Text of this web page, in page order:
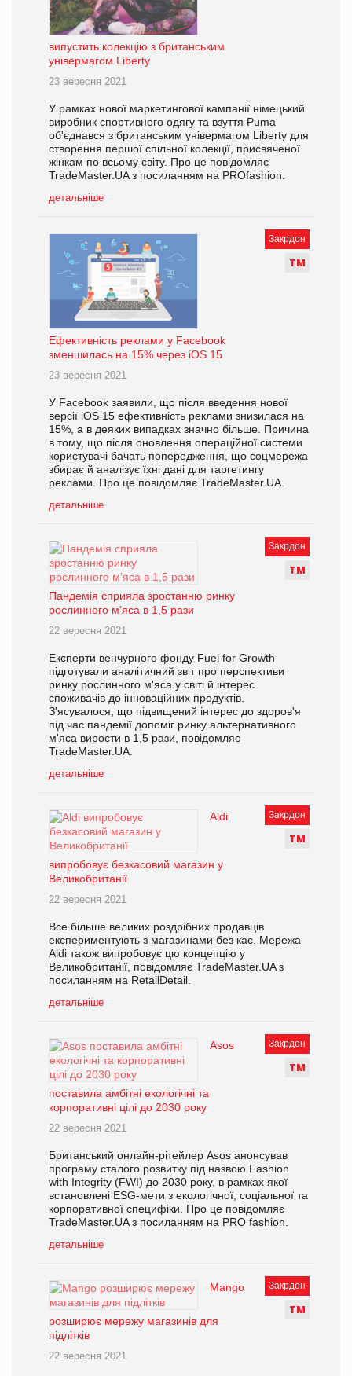
випустить колекцію з британським
універмагом Liberty
23 вересня 2021
У рамках нової маркетингової кампанії німецький
виробник спортивного одягу та взуття Puma
об'єднався з британським універмагом Liberty для
створення першої спільної колекції, присвяченої
жінкам по всьому світу. Про це повідомляє
TradeMaster.UA з посиланням на PROfashion.
детальніше
Закрдон
ТМ
Ефективність реклами у Facebook
зменшилась на 15% через iOS 15
23 вересня 2021
У Facebook заявили, що після введення нової
версії iOS 15 ефективність реклами знизилася на
15%, а в деяких випадках значно більше. Причина
в тому, що після оновлення операційної системи
користувачі бачать попередження, що соцмережа
збирає й аналізує їхні дані для таргетингу
реклами. Про це повідомляє TradeMaster.UA.
детальніше
Закрдон
ТМ
Пандемія сприяла зростанню ринку
рослинного м’яса в 1,5 рази
22 вересня 2021
Експерти венчурного фонду Fuel for Growth
підготували аналітичний звіт про перспективи
ринку рослинного м'яса у світі й інтерес
споживачів до інноваційних продуктів.
З'ясувалося, що підвищений інтерес до здоров'я
під час пандемії допоміг ринку альтернативного
м'яса вирости в 1,5 рази, повідомляє
TradeMaster.UA.
детальніше
Закрдон
ТМ
Aldi
випробовує безкасовий магазин у
Великобританії
22 вересня 2021
Все більше великих роздрібних продавців
експериментують з магазинами без кас. Мережа
Aldi також випробовує цю концепцію у
Великобританії, повідомляє TradeMaster.UA з
посиланням на RetailDetail.
детальніше
Закрдон
ТМ
Asos
поставила амбітні екологічні та
корпоративні цілі до 2030 року
22 вересня 2021
Британський онлайн-рітейлер Asos анонсував
програму сталого розвитку під назвою Fashion
with Integrity (FWI) до 2030 року, в рамках якої
встановлені ESG-мети з екологічної, соціальної та
корпоративної специфіки. Про це повідомляє
TradeMaster.UA з посиланням на PRO fashion.
детальніше
Закрдон
ТМ
Mango
розширює мережу магазинів для
підлітків
22 вересня 2021